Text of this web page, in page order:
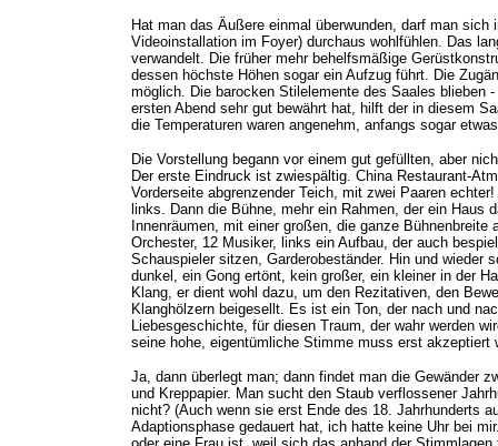
Hat man das Äußere einmal überwunden, darf man
Videoinstallation im Foyer) durchaus wohlfühlen. Das
verwandelt. Die früher mehr behelfsmäßige
dessen höchste Höhen sogar ein Aufzug führt. Die
möglich. Die barocken Stilelemente des Saales blieben
ersten Abend sehr gut bewährt hat, hilft der in diesem
die Temperaturen waren angenehm, anfangs sogar
Die Vorstellung begann vor einem gut gefüllten, aber
Der erste Eindruck ist zwiespältig. China Restaurant-
Vorderseite abgrenzender Teich, mit zwei Paaren
links. Dann die Bühne, mehr ein Rahmen, der ein
Innenräumen, mit einer großen, die ganze
Orchester, 12 Musiker, links ein Aufbau, der auch
Schauspieler sitzen, Garderobeständer. Hin und wieder
dunkel, ein Gong ertönt, kein großer, ein kleiner in der
Klang, er dient wohl dazu, um den Rezitativen, den
Klanghölzern beigesellt. Es ist ein Ton, der nach und
Liebesgeschichte, für diesen Traum, der wahr werden
seine hohe, eigentümliche Stimme muss erst akzeptiert
Ja, dann überlegt man; dann findet man die Gewänder
und Kreppapier. Man sucht den Staub verflossener
nicht? (Auch wenn sie erst Ende des 18. Jahrhunderts
Adaptionsphase gedauert hat, ich hatte keine Uhr bei